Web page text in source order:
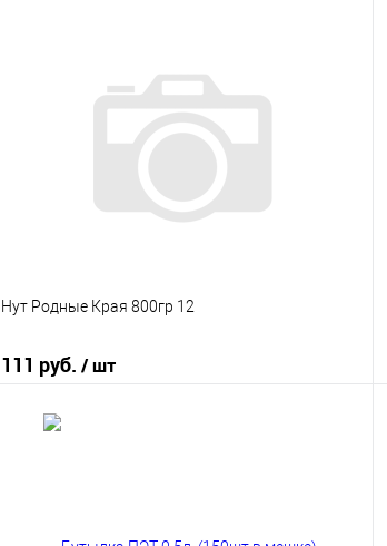
Купить в 1 клик
К сравнению
В наличии
Нут Родные Края 800гр 12
111 руб. / шт